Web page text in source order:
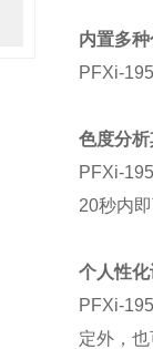
内置多
PFXi-
色度分
PFXi-195
20秒内
个人性
PFXi-195
定外，